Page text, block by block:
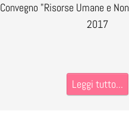
Convegno "Risorse Umane e
2017
Leggi tutto...